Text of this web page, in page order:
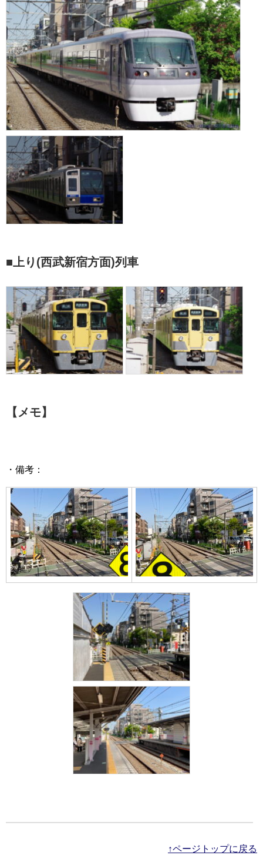
■上り(西武新宿方面)列車
【メモ】
・備考：
↑ページトップに戻る